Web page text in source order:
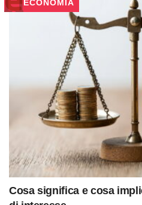
ECONOMIA
Cosa significa e cosa